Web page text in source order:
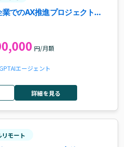
業でのAX推進プロジェクトマ
円/月額
AIエージェント
詳細を見る
リモート